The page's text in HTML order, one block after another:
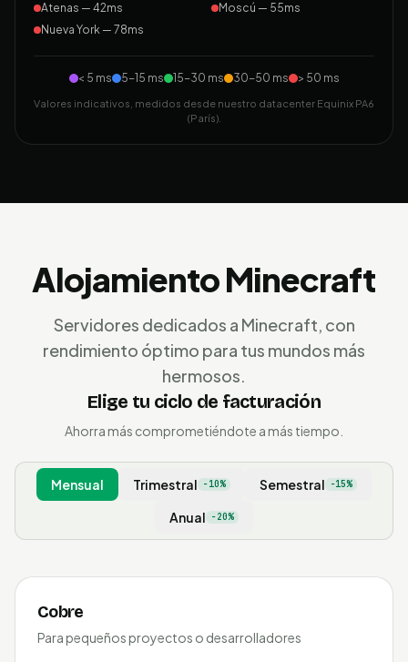
Atenas — 42ms
Moscú — 55ms
Nueva York — 78ms
< 5 ms 5-15 ms 15-30 ms 30-50 ms > 50 ms
Valores indicativos, medidos desde nuestro datacenter Equinix PA6
(París).
Alojamiento Minecraft
Servidores dedicados a Minecraft, con
rendimiento óptimo para tus mundos más
hermosos.
Elige tu ciclo de facturación
Ahorra más comprometiéndote a más tiempo.
Mensual Trimestral −10% Semestral −15%
Anual −20%
Cobre
Para pequeños proyectos o desarrolladores